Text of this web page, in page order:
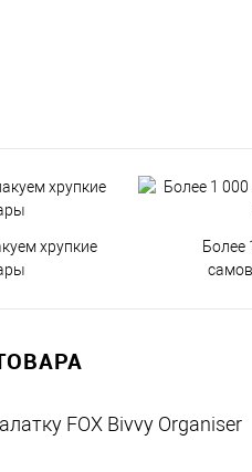
хрупкие
Более
FOX Bivvy Organiser